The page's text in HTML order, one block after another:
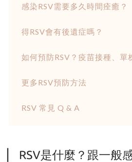
感染RSV需要多久時間痊癒？
得RSV會有後遺症嗎？
如何預防RSV？疫苗接種、單
更多RSV預防方法
RSV 常見 Q & A
▏ RSV是什麼？跟一般